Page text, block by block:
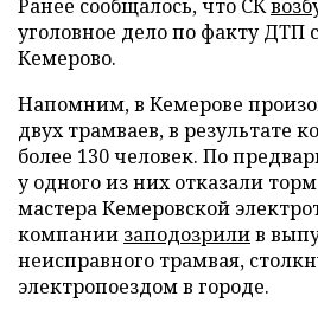
Ранее сообщалось, что СК
уголовное дело по факту ДТП
Кемерово.
Напомним, в Кемерове
двух трамваев, в результате
более 130 человек. По
у одного из них отказали
мастера Кемеровской
компании заподозрилив
неисправного трамвая,
электропоездом в городе.